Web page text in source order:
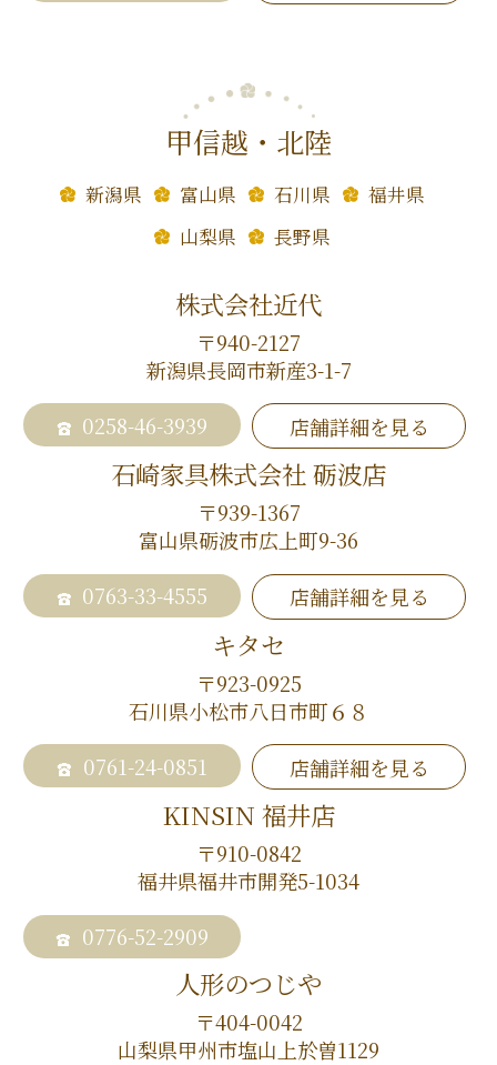
甲信越・北陸
新潟県 富山県 石川県
福井県
山梨県
長野県
株式会社近代
〒940-2127
新潟県長岡市新産3-1-7
0258-46-3939
店舗詳細を見る
石崎家具株式会社 砺波店
〒939-1367
富山県砺波市広上町9-36
0763-33-4555
店舗詳細を見る
キタセ
〒923-0925
石川県小松市八日市町６８
0761-24-0851
店舗詳細を見る
KINSIN 福井店
〒910-0842
福井県福井市開発5-1034
0776-52-2909
人形のつじや
〒404-0042
山梨県甲州市塩山上於曽1129